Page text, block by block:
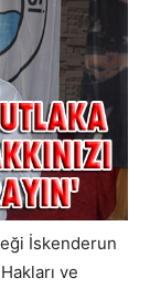
İskenderun
ve